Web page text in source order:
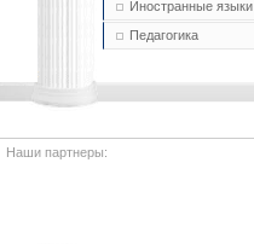
Иностранные языки
Педагогика
Наши партнеры: